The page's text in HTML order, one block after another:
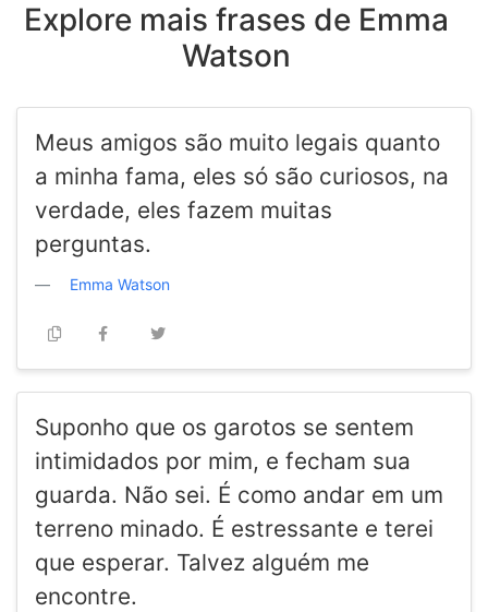
Explore mais frases de Emma
Watson
Meus amigos são muito legais quanto
a minha fama, eles só são curiosos, na
verdade, eles fazem muitas
perguntas.
Emma Watson
Suponho que os garotos se sentem
intimidados por mim, e fecham sua
guarda. Não sei. É como andar em um
terreno minado. É estressante e terei
que esperar. Talvez alguém me
encontre.